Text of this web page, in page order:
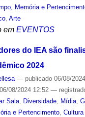
Memória e
, Arte
em EVENTOS
do IEA são
2024
— publicado06/08/2024
08/2024 12:52 —
Sala, Diversidade, Mídia,
e Pertencimento, Cultura